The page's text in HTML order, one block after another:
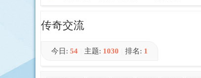
传奇交流
今日: 54 主题: 1030 排名: 1